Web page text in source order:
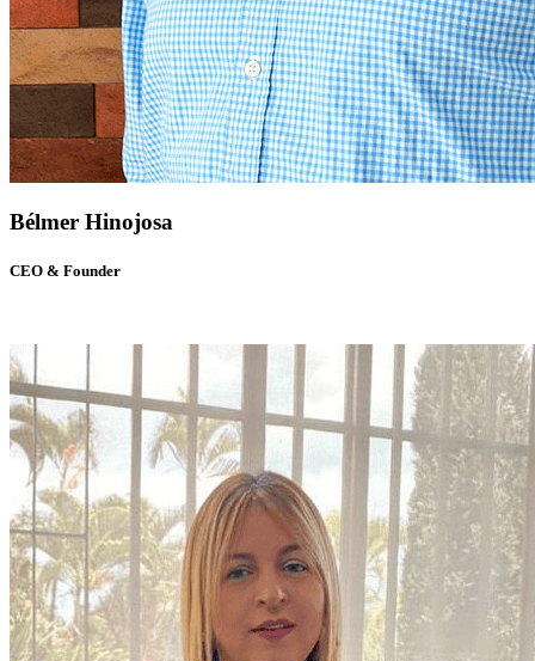
Bélmer Hinojosa
CEO & Founder